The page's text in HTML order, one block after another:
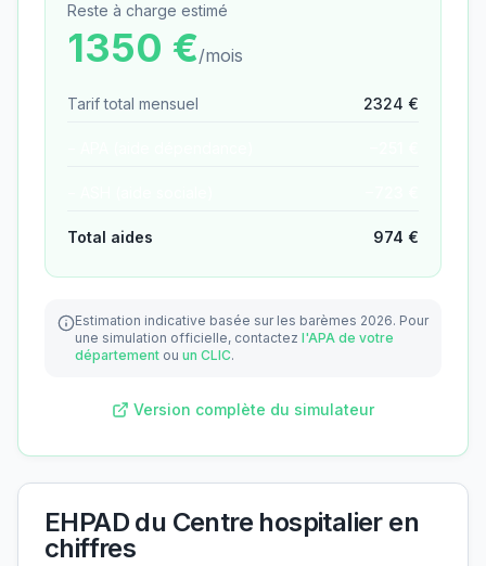
Reste à charge estimé
1350 €/mois
Tarif total mensuel 2324 €
Total aides 974 €
Estimation indicative basée sur les barèmes 2026. Pour
une simulation officielle, contactez l'APA de votre
département ou un CLIC.
Version complète du simulateur
EHPAD du Centre hospitalieren
chiffres